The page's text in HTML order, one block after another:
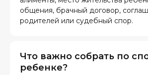
общения, брачный договор,
родителей или судебный спор.
Что важно собрать по
ребенке?